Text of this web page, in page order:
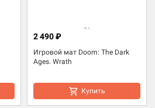
Игровой мат Doom: The Dark
Ages. Wrath
2 490 ₽
Купить